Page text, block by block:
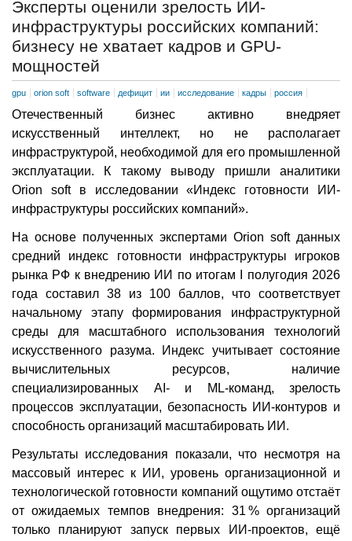
Эксперты оценили зрелость ИИ-
инфраструктуры российских компаний:
бизнесу не хватает кадров и GPU-
мощностей
gpu orion soft software дефицит ии исследование кадры россия
Отечественный бизнес активно внедряет
искусственный интеллект, но не располагает
инфраструктурой, необходимой для его промышленной
эксплуатации. К такому выводу пришли аналитики
Orion soft в исследовании «Индекс готовности ИИ-
инфраструктуры российских компаний».
На основе полученных экспертами Orion soft данных
средний индекс готовности инфраструктуры игроков
рынка РФ к внедрению ИИ по итогам I полугодия 2026
года составил 38 из 100 баллов, что соответствует
начальному этапу формирования инфраструктурной
среды для масштабного использования технологий
искусственного разума. Индекс учитывает состояние
вычислительных ресурсов, наличие
специализированных AI- и ML-команд, зрелость
процессов эксплуатации, безопасность ИИ-контуров и
способность организаций масштабировать ИИ.
Результаты исследования показали, что несмотря на
массовый интерес к ИИ, уровень организационной и
технологической готовности компаний ощутимо отстаёт
от ожидаемых темпов внедрения: 31 % организаций
только планируют запуск первых ИИ-проектов, ещё